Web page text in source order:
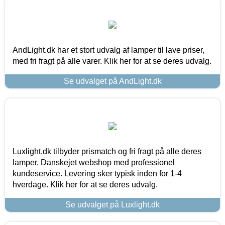
AndLight.dk har et stort udvalg af lamper til lave priser,
med fri fragt på alle varer. Klik her for at se deres udvalg.
Se udvalget på AndLight.dk
Luxlight.dk tilbyder prismatch og fri fragt på alle deres
lamper. Danskejet webshop med professionel
kundeservice. Levering sker typisk inden for 1-4
hverdage. Klik her for at se deres udvalg.
Se udvalget på Luxlight.dk